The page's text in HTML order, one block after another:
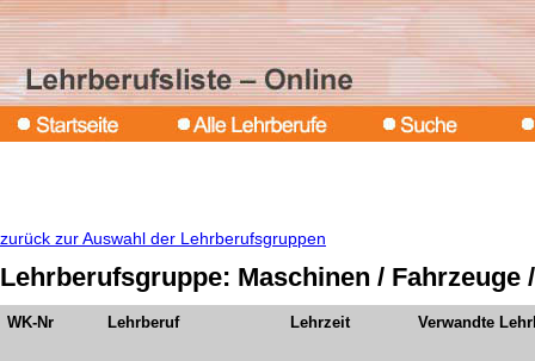
zurück zur Auswahl der Lehrberufsgruppen
Lehrberufsgruppe: Maschinen / Fahrzeuge
WK-Nr Lehrberuf Lehrzeit Verwandte